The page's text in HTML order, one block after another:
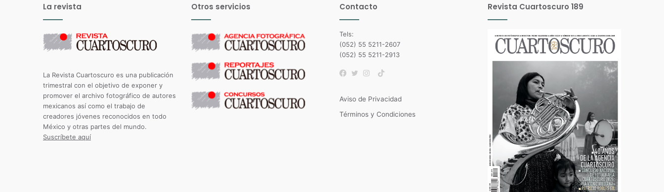
La revista
La Revista Cuartoscuro es una publicación
trimestral con el objetivo de exponer y
promover el archivo fotográfico de autores
mexicanos así como el trabajo de
creadores jóvenes reconocidos en todo
México y otras partes del mundo.
Suscríbete aquí
Otros servicios Contacto
Tels:
(052) 55 5211-2607
(052) 55 5211-2913
TikTok
Aviso de Privacidad
Términos y Condiciones
Revista Cuartoscuro 189